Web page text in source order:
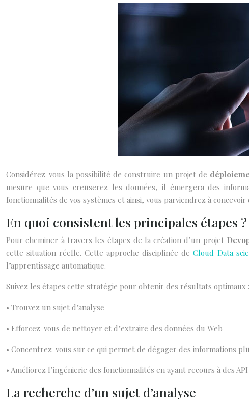
Considérez-vous la possibilité de construire un projet de
mesure que vous creuserez les données, il émergera des
fonctionnalités de vos systèmes et ainsi, vous parviendrez à
En quoi consistent les principales étapes ?
Pour cheminer à travers les étapes de la création d’un projet
cette situation réelle. Cette approche disciplinée deCloud Data
l’apprentissage automatique.
Suivez les étapes cette stratégie pour obtenir des résultats optimaux :
• Trouvez un sujet d’analyse
• Efforcez-vous de nettoyer et d’extraire des données du Web
• Concentrez-vous sur ce qui permet de dégager des informations
• Améliorez l’ingénierie des fonctionnalités en ayant recours à des
La recherche d’un sujet d’analyse